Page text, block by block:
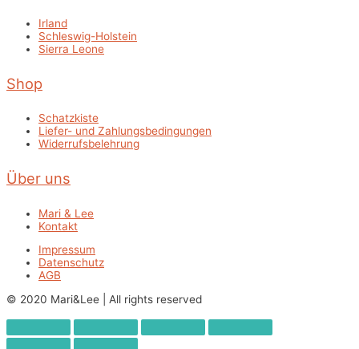
Irland
Schleswig-Holstein
Sierra Leone
Shop
Schatzkiste
Liefer- und Zahlungsbedingungen
Widerrufsbelehrung
Über uns
Mari & Lee
Kontakt
Impressum
Datenschutz
AGB
© 2020 Mari&Lee | All rights reserved